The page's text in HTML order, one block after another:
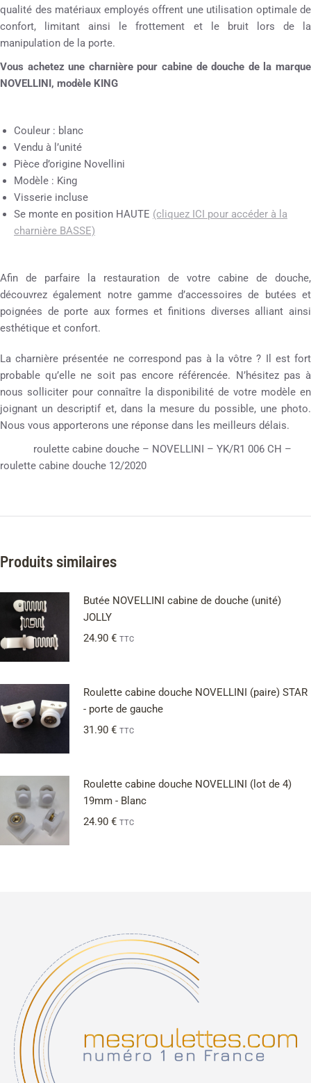
qualité des matériaux employés offrent une utilisation optimale de
confort, limitant ainsi le frottement et le bruit lors de la
manipulation de la porte.
Vous achetez une charnière pour cabine de douche de la marque
NOVELLINI, modèle KING
Couleur : blanc
Vendu à l’unité
Pièce d’origine Novellini
Modèle : King
Visserie incluse
Se monte en position HAUTE (cliquez ICI pour accéder à la
charnière BASSE)
Afin de parfaire la restauration de votre cabine de douche,
découvrez également notre gamme d’accessoires de butées et
poignées de porte aux formes et finitions diverses alliant ainsi
esthétique et confort.
La charnière présentée ne correspond pas à la vôtre ? Il est fort
probable qu’elle ne soit pas encore référencée. N’hésitez pas à
nous solliciter pour connaître la disponibilité de votre modèle en
joignant un descriptif et, dans la mesure du possible, une photo.
Nous vous apporterons une réponse dans les meilleurs délais.
roulette cabine douche – NOVELLINI – YK/R1 006 CH –
roulette cabine douche 12/2020
Produits similaires
Butée NOVELLINI cabine de douche (unité)
JOLLY
24.90 € TTC
Roulette cabine douche NOVELLINI (paire) STAR
- porte de gauche
31.90 € TTC
Roulette cabine douche NOVELLINI (lot de 4)
19mm - Blanc
24.90 € TTC